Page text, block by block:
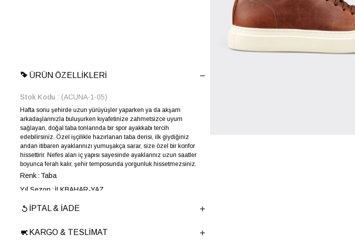
ÜRÜN ÖZELLIKLERI
Stok Kodu (ACUNA-1-05)
Hafta sonu şehirde uzun yürüyüşler yaparken ya da akşam
arkadaşlarınızla buluşurken kıyafetinize zahmetsizce uyum
sağlayan, doğal taba tonlarında bir spor ayakkabı tercih
edebilirsiniz. Özel işçilikle hazırlanan taba derisi, ilk giydiğiniz
andan itibaren ayaklarınızı yumuşakça sarar, size özel bir konfor
hissettirir. Nefes alan iç yapısı sayesinde ayaklarınız uzun saatler
boyunca ferah kalır, şehir temposunda yorgunluk hissetmezsiniz.
Renk Taba
Yıl Sezon
İLKBAHAR-YAZ
Marka ELLE
Ana Malzeme
İnek Derisi
İPTAL & İADE
KARGO & TESLIMAT